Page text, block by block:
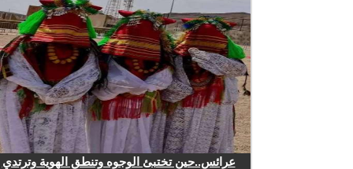
عرائس..حين تختبئ الوجوه وتنطق الهوية وترتدي